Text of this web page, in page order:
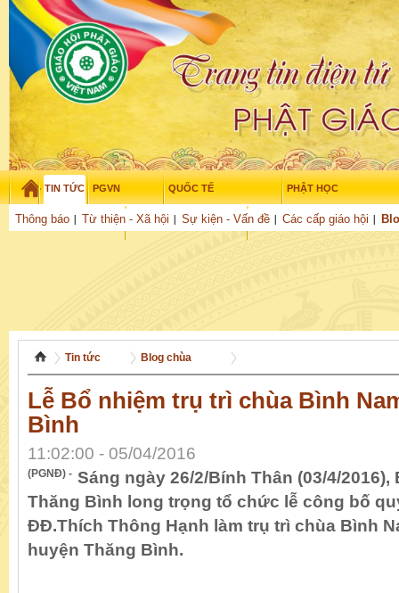
TIN TỨC
Thông báo Từ thiện - Xã hội Sự kiện - Vấn đề Các cấp giáo hội
PGVN QUỐC TẾ PHẬT HỌC
THỜI ĐẠI TUỔI TRẺ NGHIÊN CỨU
Thứ năm - 6/08/2026 – 23:02:07
Tin tức Blog chùa
Lễ Bổ nhiệm trụ trì chùa Bình
Bình
11:02:00 - 05/04/2016
(PGNĐ) - Sáng ngày 26/2/Bính Thân (03/4/2016),
Thăng Bình long trọng tổ chức lễ công bố
ĐĐ.Thích Thông Hạnh làm trụ trì chùa Bình
huyện Thăng Bình.